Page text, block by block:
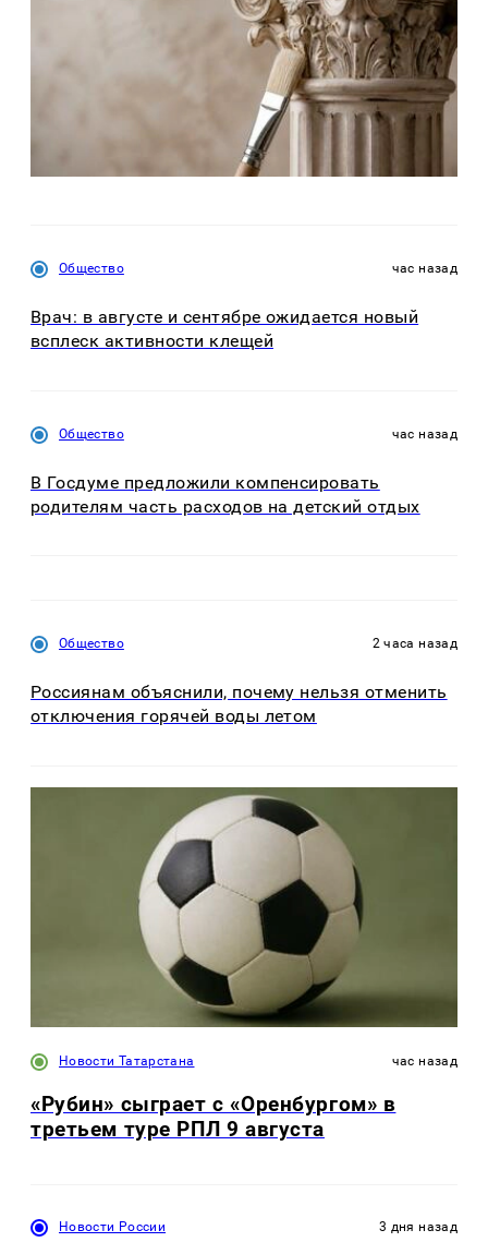
Общество час назад
Врач: в августе и сентябре ожидается новый
всплеск активности клещей
Общество час назад
В Госдуме предложили компенсировать
родителям часть расходов на детский отдых
Общество 2 часа назад
Россиянам объяснили, почему нельзя отменить
отключения горячей воды летом
Новости Татарстана час назад
«Рубин» сыграет с «Оренбургом» в
третьем туре РПЛ 9 августа
Новости России 3 дня назад